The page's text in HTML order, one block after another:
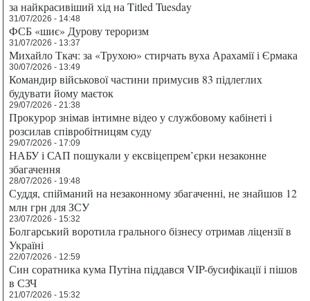
за найкрасивіший хід на Titled Tuesday
31/07/2026 - 14:48
ФСБ «шиє» Дурову тероризм
31/07/2026 - 13:37
Михайло Ткач: за «Трухою» стирчать вуха Арахамії і Єрмака
30/07/2026 - 13:49
Командир військової частини примусив 83 підлеглих
будувати йому маєток
29/07/2026 - 21:38
Прокурор знімав інтимне відео у службовому кабінеті і
розсилав співробітницям суду
29/07/2026 - 17:09
НАБУ і САП пошукали у ексвіцепрем’єрки незаконне
збагачення
28/07/2026 - 19:48
Суддя, спійманий на незаконному збагаченні, не знайшов 12
млн грн для ЗСУ
23/07/2026 - 15:32
Болгарський воротила грального бізнесу отримав ліцензії в
Україні
22/07/2026 - 12:59
Син соратника кума Путіна піддався VIP-бусифікації і пішов
в СЗЧ
21/07/2026 - 15:32